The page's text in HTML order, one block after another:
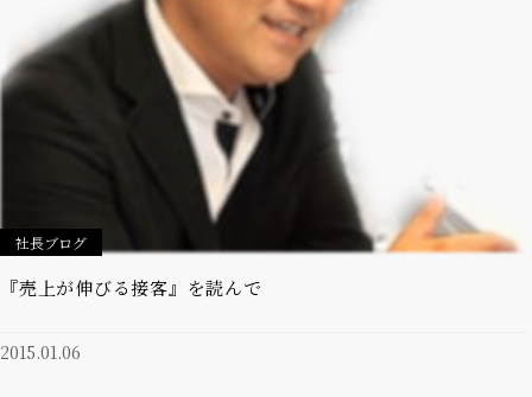
社長ブログ
『売上が伸びる接客』を読んで
2015.01.06